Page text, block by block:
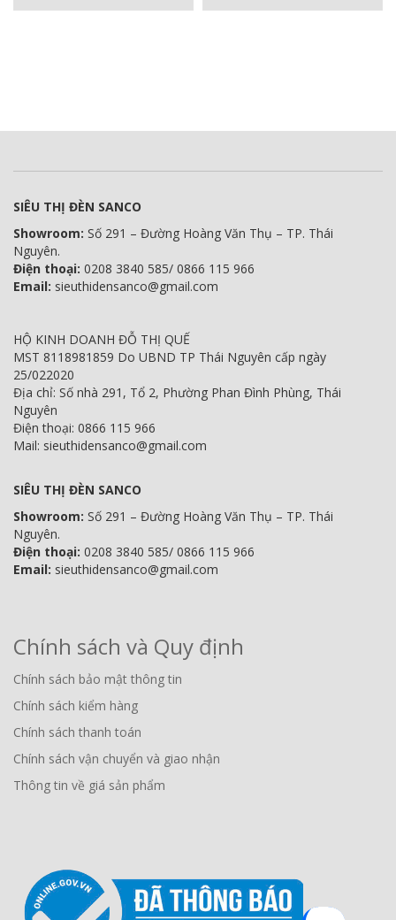
SIÊU THỊ ĐÈN SANCO
Showroom: Số 291 – Đường Hoàng Văn Thụ – TP. Thái
Nguyên.
Điện thoại: 0208 3840 585/ 0866 115 966
Email: sieuthidensanco@gmail.com
HỘ KINH DOANH ĐỖ THỊ QUẾ
MST 8118981859 Do UBND TP Thái Nguyên cấp ngày
25/022020
Địa chỉ: Số nhà 291, Tổ 2, Phường Phan Đình Phùng, Thái
Nguyên
Điện thoại: 0866 115 966
Mail: sieuthidensanco@gmail.com
SIÊU THỊ ĐÈN SANCO
Showroom: Số 291 – Đường Hoàng Văn Thụ – TP. Thái
Nguyên.
Điện thoại: 0208 3840 585/ 0866 115 966
Email: sieuthidensanco@gmail.com
Chính sách và Quy định
Chính sách bảo mật thông tin
Chính sách kiểm hàng
Chính sách thanh toán
Chính sách vận chuyển và giao nhận
Thông tin về giá sản phẩm